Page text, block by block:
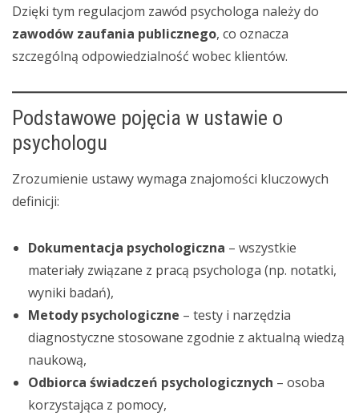
Dzięki tym regulacjom zawód psychologa należy do
zawodów zaufania publicznego, co oznacza
szczególną odpowiedzialność wobec klientów.
Podstawowe pojęcia w ustawie o
psychologu
Zrozumienie ustawy wymaga znajomości kluczowych
definicji:
Dokumentacja psychologiczna – wszystkie
materiały związane z pracą psychologa (np. notatki,
wyniki badań),
Metody psychologiczne – testy i narzędzia
diagnostyczne stosowane zgodnie z aktualną wiedzą
naukową,
Odbiorca świadczeń psychologicznych – osoba
korzystająca z pomocy,